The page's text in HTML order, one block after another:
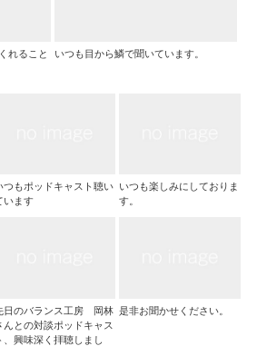
れること
いつも目から鱗で聞いています。
つもポッドキャスト聴い
います
いつも楽しみにしておりま
す。
日のバランス工房 岡林
んとの対談ポッドキャス
、興味深く拝聴しまし
是非お聞かせください。